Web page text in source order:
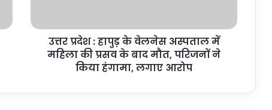
महिला
उत्तर प्रदेश : हापुड़ के वेलनेस अस्पताल में
महिला की प्रसव के बाद मौत, परिजनों ने
किया हंगामा, लगाए आरोप